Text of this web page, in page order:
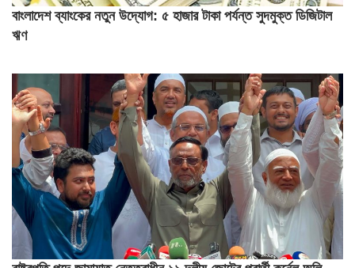
বাংলাদেশ ব্যাংকের নতুন উদ্যোগ: ৫ হাজার টাকা পর্যন্ত সুদমুক্ত ডিজিটাল
ঋণ